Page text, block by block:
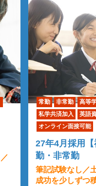
常勤 非常勤 高等
私学共済加入
英語
オンライン面接可能
27年4月採用
勤・非常勤
筆記試験なし／
成功を少しずつ